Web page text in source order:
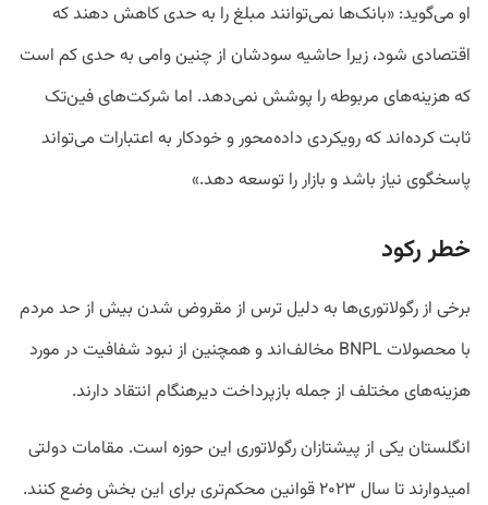
او می‌گوید: «بانک‌ها نمی‌توانند مبلغ را به حدی کاهش دهند که
اقتصادی شود، زیرا حاشیه سودشان از چنین وامی به حدی کم است
که هزینه‌های مربوطه را پوشش نمی‌دهد. اما شرکت‌های فین‌تک
ثابت کرده‌اند که رویکردی داده‌محور و خودکار به اعتبارات می‌تواند
پاسخگوی نیاز باشد و بازار را توسعه دهد.»
خطر رکود
برخی از رگولاتوری‌ها به دلیل ترس از مقروض شدن بیش از حد مردم
با محصولات BNPL مخالف‌اند و همچنین از نبود شفافیت در مورد
هزینه‌های مختلف از جمله بازپرداخت دیرهنگام انتقاد دارند.
انگلستان یکی از پیشتازان رگولاتوری این حوزه است. مقامات دولتی
امیدوارند تا سال ۲۰۲۳ قوانین محکم‌تری برای این بخش وضع کنند.